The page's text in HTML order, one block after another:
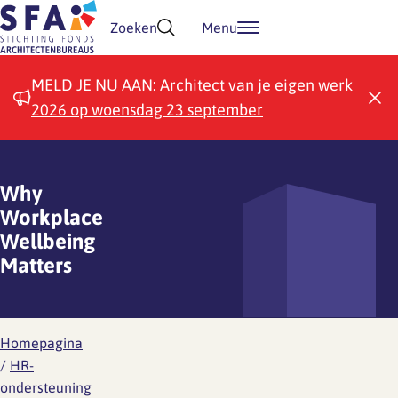
Doorgaan naar inhoud
Zoeken Menu
MELD JE NU AAN: Architect van je eigen werk
2026 op woensdag 23 september
Why
Workplace
Wellbeing
Matters
Homepagina
/ HR-
ondersteuning